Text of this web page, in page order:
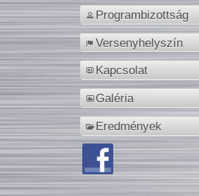
Programbizottság
Versenyhelyszín
Kapcsolat
Galéria
Eredmények